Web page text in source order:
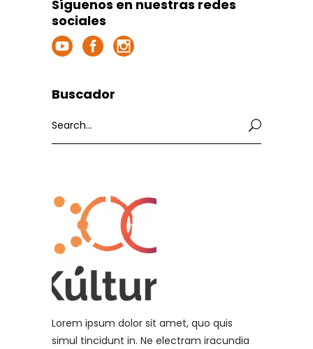
Síguenos en nuestras redes
sociales
Buscador
for:
Lorem ipsum dolor sit amet, quo quis
simul tincidunt in. Ne electram iracundia